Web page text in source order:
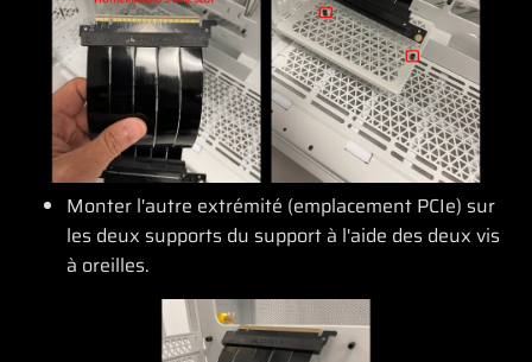
Monter l'autre extrémité (emplacement PCIe) sur
les deux supports du support à l'aide des deux vis
à oreilles.